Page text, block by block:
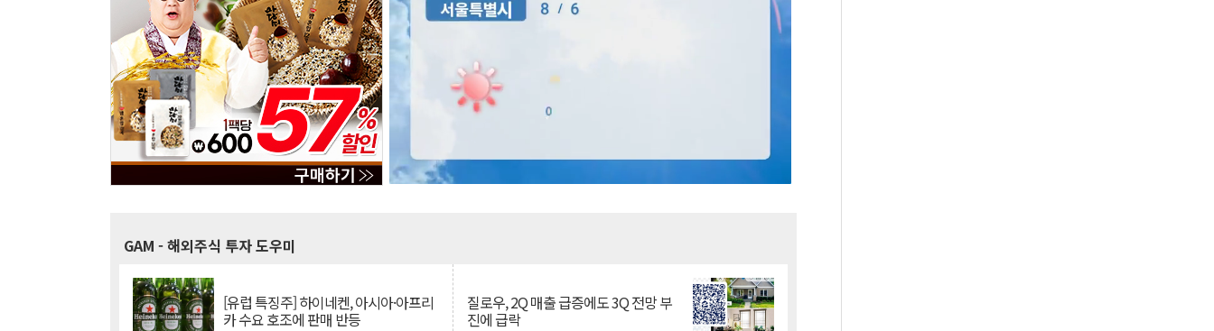
GAM - 해외주식 투자 도우미
[유럽 특징주] 하이네켄, 아시아·아프리
카 수요 호조에 판매 반등
질로우, 2Q 매출 급증에도 3Q 전망 부
진에 급락